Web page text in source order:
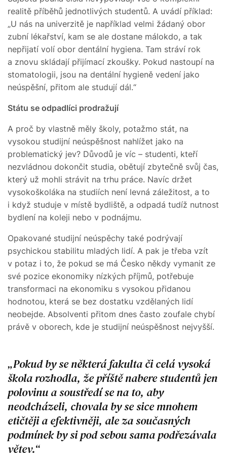
realitě příběhů jednotlivých studentů. A uvádí příklad:
„U nás na univerzitě je například velmi žádaný obor
zubní lékařství, kam se ale dostane málokdo, a tak
nepřijatí volí obor dentální hygiena. Tam stráví rok
a znovu skládají přijímací zkoušky. Pokud nastoupí na
stomatologii, jsou na dentální hygieně vedení jako
neúspěšní, přitom ale studují dál.“
Státu se odpadlíci prodražují
A proč by vlastně měly školy, potažmo stát, na
vysokou studijní neúspěšnost nahlížet jako na
problematický jev? Důvodů je víc – studenti, kteří
nezvládnou dokončit studia, obětují zbytečně svůj čas,
který už mohli strávit na trhu práce. Navíc držet
vysokoškoláka na studiích není levná záležitost, a to
i když studuje v místě bydliště, a odpadá tudíž nutnost
bydlení na koleji nebo v podnájmu.
Opakované studijní neúspěchy také podrývají
psychickou stabilitu mladých lidí. A pak je třeba vzít
v potaz i to, že pokud se má Česko někdy vymanit ze
své pozice ekonomiky nízkých příjmů, potřebuje
transformaci na ekonomiku s vysokou přidanou
hodnotou, která se bez dostatku vzdělaných lidí
neobejde. Absolventi přitom dnes často zoufale chybí
právě v oborech, kde je studijní neúspěšnost nejvyšší.
Pokud by se některá fakulta či celá vysoká
škola rozhodla, že příště nabere studentů jen
polovinu a soustředí se na to, aby
neodcházeli, chovala by se sice mnohem
etičtěji a efektivněji, ale za současných
podmínek by si pod sebou sama podřezávala
větev.